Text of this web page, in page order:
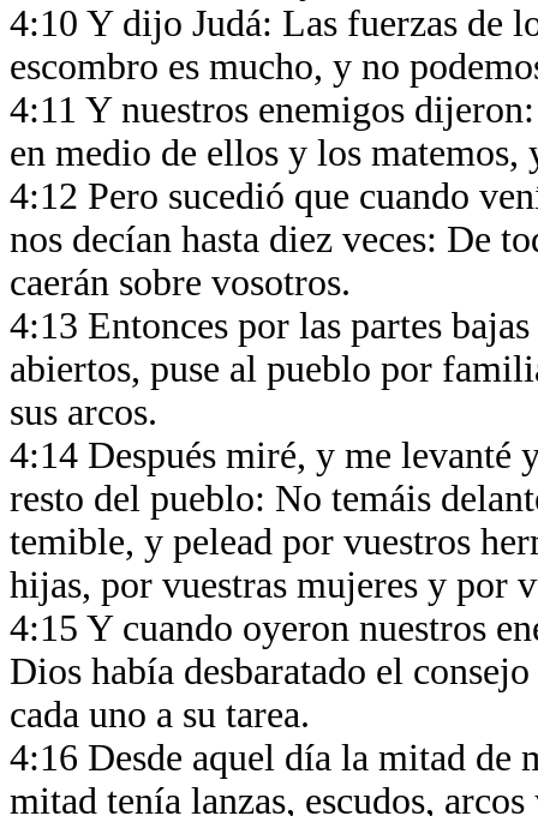
4:10 Y dijo Judá: Las fuerzas de
escombro es mucho, y no
4:11 Y nuestros enemigos
en medio de ellos y los matemos,
4:12 Pero sucedió que cuando
nos decían hasta diez veces: De
caerán sobre vosotros.
4:13 Entonces por las partes
abiertos, puse al pueblo por
sus arcos.
4:14 Después miré, y me levanté
resto del pueblo: No temáis
temible, y pelead por vuestros
hijas, por vuestras mujeres y por
4:15 Y cuando oyeron nuestros
Dios había desbaratado el
cada uno a su tarea.
4:16 Desde aquel día la mitad de
mitad tenía lanzas, escudos,